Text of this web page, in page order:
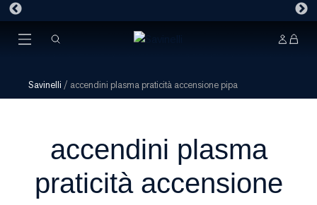
Savinelli / accendini plasma praticità accensione pipa
accendini plasma
praticità accensione